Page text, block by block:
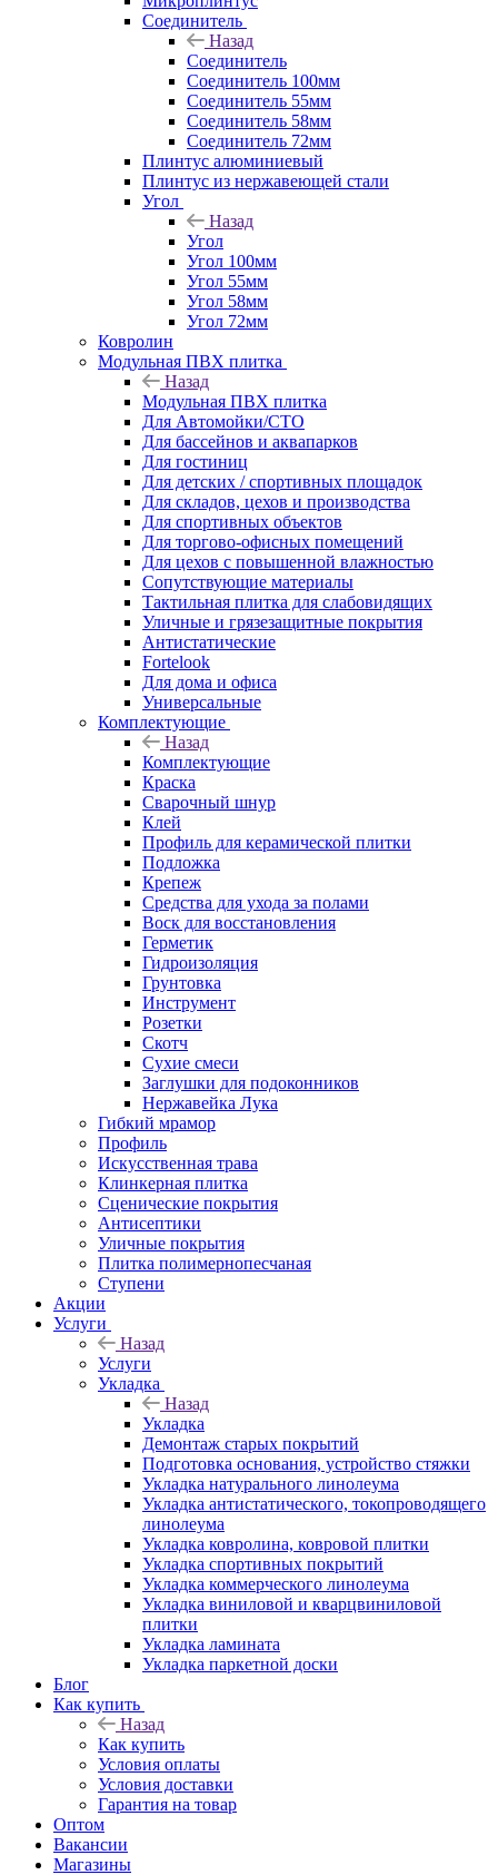
Соединитель
Назад
Соединитель
Соединитель 100мм
Соединитель 55мм
Соединитель 58мм
Соединитель 72мм
Плинтус алюминиевый
Плинтус из нержавеющей стали
Угол
Назад
Угол
Угол 100мм
Угол 55мм
Угол 58мм
Угол 72мм
Ковролин
Модульная ПВХ плитка
Назад
Модульная ПВХ плитка
Для Автомойки/СТО
Для бассейнов и аквапарков
Для гостиниц
Для детских / спортивных площадок
Для складов, цехов и производства
Для спортивных объектов
Для торгово-офисных помещений
Для цехов с повышенной влажностью
Сопутствующие материалы
Тактильная плитка для слабовидящих
Уличные и грязезащитные покрытия
Антистатические
Fortelook
Для дома и офиса
Универсальные
Комплектующие
Назад
Комплектующие
Краска
Сварочный шнур
Клей
Профиль для керамической плитки
Подложка
Крепеж
Средства для ухода за полами
Воск для восстановления
Герметик
Гидроизоляция
Грунтовка
Инструмент
Розетки
Скотч
Сухие смеси
Заглушки для подоконников
Нержавейка Лука
Гибкий мрамор
Профиль
Искусственная трава
Клинкерная плитка
Сценические покрытия
Антисептики
Уличные покрытия
Плитка полимернопесчаная
Ступени
Акции
Услуги
Назад
Услуги
Укладка
Назад
Укладка
Демонтаж старых покрытий
Подготовка основания, устройство стяжки
Укладка натурального линолеума
Укладка антистатического, токопроводящего
линолеума
Укладка ковролина, ковровой плитки
Укладка спортивных покрытий
Укладка коммерческого линолеума
Укладка виниловой и кварцвиниловой
плитки
Укладка ламината
Укладка паркетной доски
Блог
Как купить
Назад
Как купить
Условия оплаты
Условия доставки
Гарантия на товар
Оптом
Вакансии
Магазины